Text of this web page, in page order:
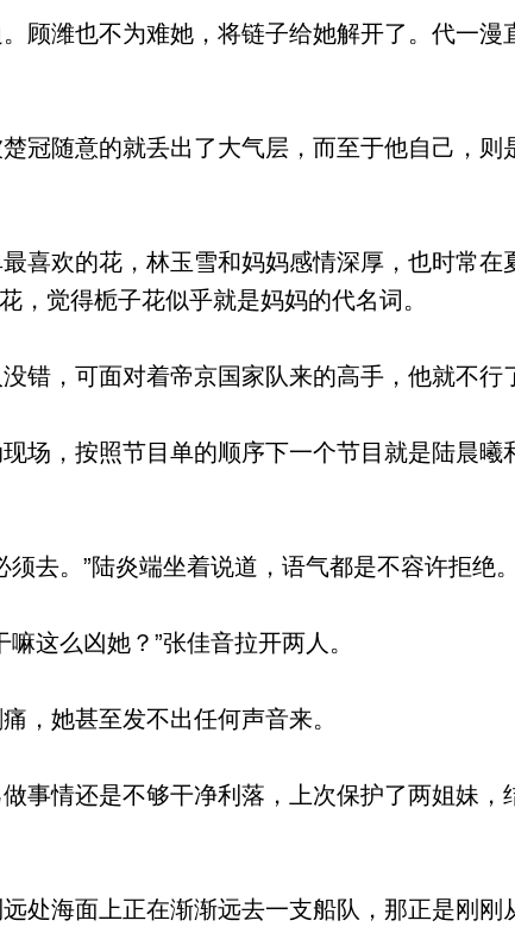
顾潍也不为难她，将链子给她解开了。代一漫
冠随意的就丢出了大气层，而至于他自己，则
欢的花，林玉雪和妈妈感情深厚，也时常在
，觉得栀子花似乎就是妈妈的代名词。
，可面对着帝京国家队来的高手，他就不行
场，按照节目单的顺序下一个节目就是陆晨曦
去。”陆炎端坐着说道，语气都是不容许拒绝。
这么凶她？”张佳音拉开两人。
，她甚至发不出任何声音来。
事情还是不够干净利落，上次保护了两姐妹，
处海面上正在渐渐远去一支船队，那正是刚刚